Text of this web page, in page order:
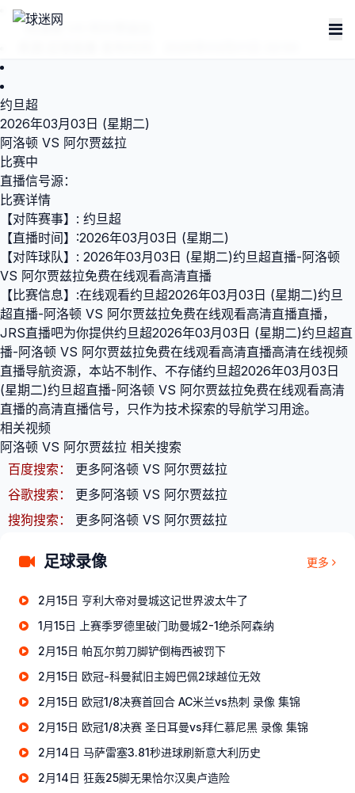
阿洛顿 VS 阿尔贾兹拉
约旦超
2026年03月03日 (星期二)
阿洛顿 VS 阿尔贾兹拉
比赛中
直播信号源：
比赛详情
【对阵赛事】: 约旦超
【直播时间】:2026年03月03日 (星期二)
【对阵球队】: 2026年03月03日 (星期二)约旦超直播-阿洛顿
VS 阿尔贾兹拉免费在线观看高清直播
【比赛信息】:在线观看约旦超2026年03月03日 (星期二)约旦
超直播-阿洛顿 VS 阿尔贾兹拉免费在线观看高清直播直播，
JRS直播吧为你提供约旦超2026年03月03日 (星期二)约旦超直
播-阿洛顿 VS 阿尔贾兹拉免费在线观看高清直播高清在线视频
直播导航资源，本站不制作、不存储约旦超2026年03月03日
(星期二)约旦超直播-阿洛顿 VS 阿尔贾兹拉免费在线观看高清
直播的高清直播信号，只作为技术探索的导航学习用途。
相关视频
阿洛顿 VS 阿尔贾兹拉 相关搜索
百度搜索：
更多阿洛顿 VS 阿尔贾兹拉
谷歌搜索：
更多阿洛顿 VS 阿尔贾兹拉
搜狗搜索：
更多阿洛顿 VS 阿尔贾兹拉
足球录像 更多
2月15日 亨利大帝对曼城这记世界波太牛了
1月15日 上赛季罗德里破门助曼城2-1绝杀阿森纳
2月15日 帕瓦尔剪刀脚铲倒梅西被罚下
2月15日 欧冠-科曼弑旧主姆巴佩2球越位无效
2月15日 欧冠1/8决赛首回合 AC米兰vs热刺 录像 集锦
2月15日 欧冠1/8决赛 圣日耳曼vs拜仁慕尼黑 录像 集锦
2月14日 马萨雷塞3.81秒进球刷新意大利历史
2月14日 狂轰25脚无果恰尔汉奥卢造险